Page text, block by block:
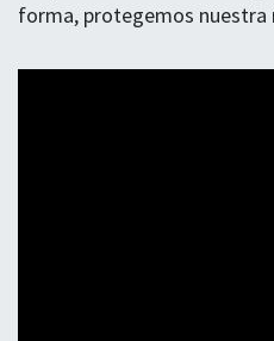
forma, protegemos nuestra